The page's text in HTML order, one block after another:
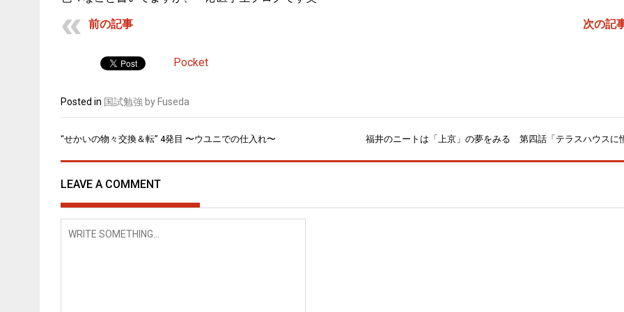
前の記事 次の記
Pocket
Posted in 国試勉強 by Fuseda
投
稿
ナ
ゲ
ー
シ
“せかいの物々交換＆転” 4発目 〜ウユニでの仕入れ〜 福井のニートは「上京」の夢をみる 第四話「テラスハウスに
LEAVE A COMMENT